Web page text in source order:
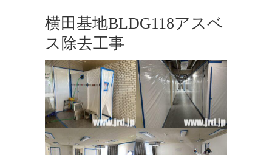
横田基地BLDG118アスベ
ス除去工事